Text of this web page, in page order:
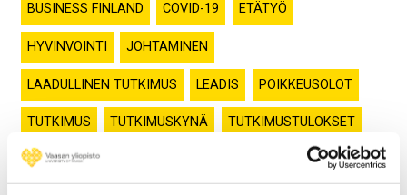
BUSINESS FINLAND COVID-19 ETÄTYÖ
HYVINVOINTI JOHTAMINEN
LAADULLINEN TUTKIMUS LEADIS POIKKEUSOLOT
TUTKIMUS TUTKIMUSKYNÄ TUTKIMUSTULOKSET
VAASAN YLIOPISTO